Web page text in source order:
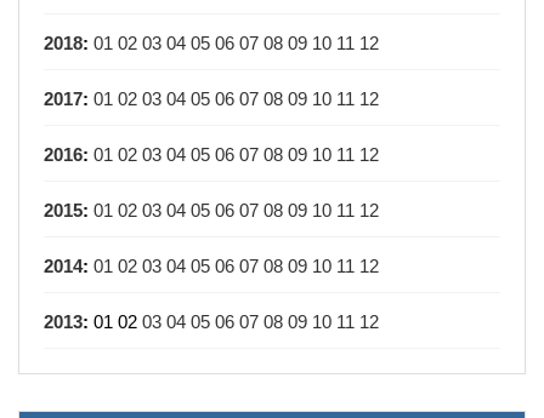
2018: 01 02 03 04 05 06 07 08 09 10 11 12
2017: 01 02 03 04 05 06 07 08 09 10 11 12
2016: 01 02 03 04 05 06 07 08 09 10 11 12
2015: 01 02 03 04 05 06 07 08 09 10 11 12
2014: 01 02 03 04 05 06 07 08 09 10 11 12
2013: 01 02 03 04 05 06 07 08 09 10 11 12